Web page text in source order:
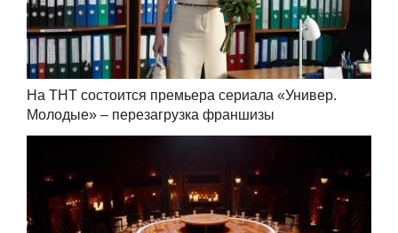
На ТНТ состоится премьера сериала «Универ.
Молодые» – перезагрузка франшизы